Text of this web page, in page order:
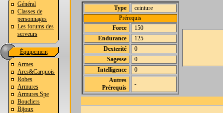
Général
Classes de
personnages
Les forums des
serveurs
Équipement
Armes
Arcs&Carquois
Robes
Armures
Armures Spe
Boucliers
Bijoux
Type
ceinture
Prérequis
Force
150
Endurance
125
Dexterité
0
Sagesse
0
Intelligence
0
Autres
Prérequis
-